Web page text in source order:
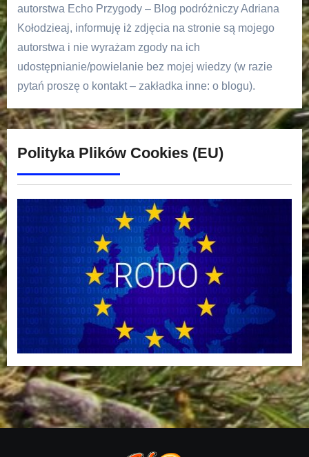
autorstwa Echo Przygody – Blog podróżniczy Adriana
Kołodzieaj, informuję iż zdjęcia na stronie są mojego
autorstwa i nie wyrażam zgody na ich
udostępnianie/powielanie bez mojej wiedzy (w razie
pytań proszę o kontakt – zakładka inne: o blogu).
Polityka Plików Cookies (EU)